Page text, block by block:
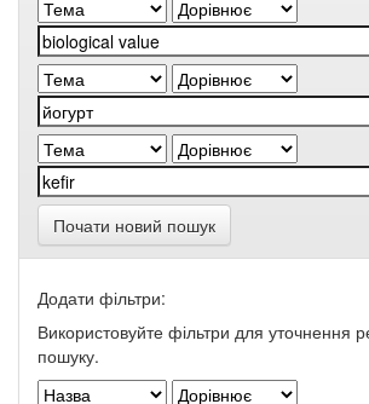
Почати новий пошук
Додати фільтри:
Використовуйте фільтри для уточнення
пошуку.